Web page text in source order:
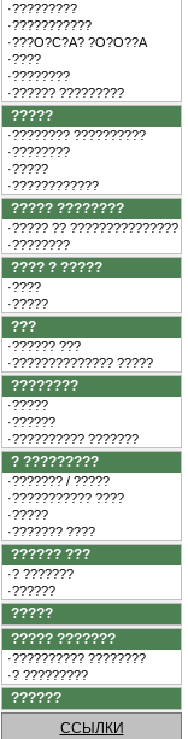
·?????????
·???????????
·???O?C?A? ?O?O??A
·????
·????????
·?????? ?????????
?????
·???????? ??????????
·????????
·?????
·????????????
????? ????????
·????? ?? ???????????????
·????????
???? ? ?????
·????
·?????
???
·?????? ???
·?????????????? ?????
????????
·?????
·??????
·?????????? ???????
? ?????????
·??????? / ?????
·??????????? ????
·?????
·??????? ????
?????? ???
·? ???????
·??????
?????
????? ???????
·?????????? ????????
·? ?????????
??????
ССЫЛКИ